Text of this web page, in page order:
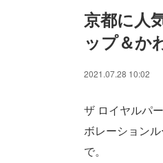
京都に人
ップ＆か
2021.07.28 10:02
ザ ロイヤルパ
ボレーション
で。